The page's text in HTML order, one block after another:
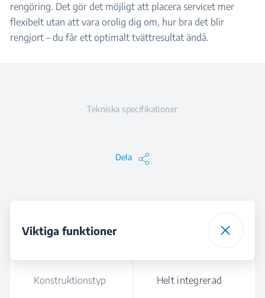
rengöring. Det gör det möjligt att placera servicet mer
flexibelt utan att vara orolig dig om, hur bra det blir
rengjort – du får ett optimalt tvättresultat ändå.
Tekniska specifikationer
Dela
Viktiga funktioner
Konstruktionstyp Helt integrerad